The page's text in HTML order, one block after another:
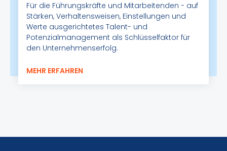
Für die Führungskräfte und Mitarbeitenden - auf
Stärken, Verhaltensweisen, Einstellungen und
Werte ausgerichtetes Talent- und
Potenzialmanagement als Schlüsselfaktor für
den Unternehmenserfolg.
MEHR ERFAHREN